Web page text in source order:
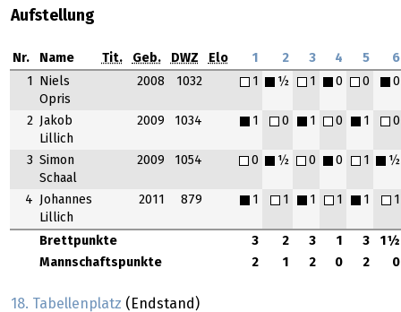
Aufstellung
Nr. Name Tit. Geb. DWZ Elo 1 2 3 4 5 6
Brettpunkte 3 2 3 1 3
1½
Mannschaftspunkte
2 1 2 0 2 0
1
Niels
Opris
2008 1032 1 ½ 1 0 0 0
2
Jakob
Lillich
2009 1034 1 0 1 0 1 0
3 Simon
Schaal
2009 1054 0 ½ 0 0 1 ½
4
Johannes
Lillich
2011 879 1 1 1 1 1 1
18. Tabellenplatz (Endstand)